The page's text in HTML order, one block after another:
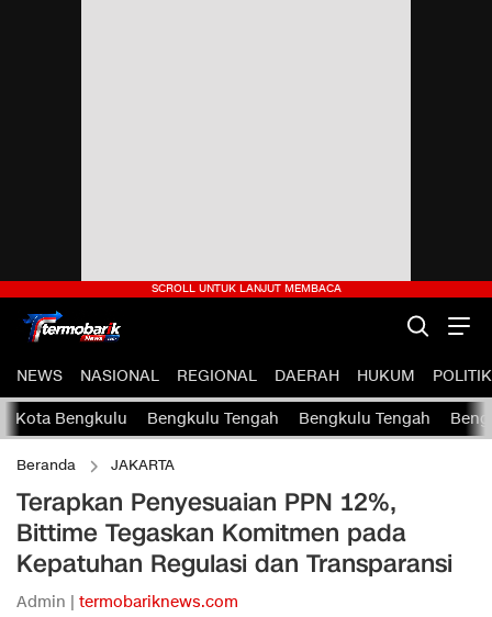
NEWS NASIONAL REGIONAL DAERAH HUKUM POLITIK
Kota Bengkulu Bengkulu Tengah Bengkulu Tengah
Beranda JAKARTA
Terapkan Penyesuaian PPN 12%,
Bittime Tegaskan Komitmen pada
Kepatuhan Regulasi dan Transparansi
Admin | termobariknews.com